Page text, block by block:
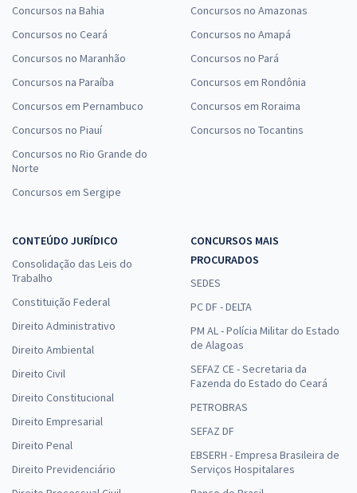
Concursos na Bahia
Concursos no Ceará
Concursos no Maranhão
Concursos na Paraíba
Concursos em Pernambuco
Concursos no Piauí
Concursos no Rio Grande do
Norte
Concursos em Sergipe
Concursos no Amazonas
Concursos no Amapá
Concursos no Pará
Concursos em Rondônia
Concursos em Roraima
Concursos no Tocantins
CONTEÚDO JURÍDICO
Consolidação das Leis do
Trabalho
Constituição Federal
Direito Administrativo
Direito Ambiental
Direito Civil
Direito Constitucional
Direito Empresarial
Direito Penal
Direito Previdenciário
CONCURSOS MAIS
PROCURADOS
SEDES
PC DF - DELTA
PM AL - Polícia Militar do Estado
de Alagoas
SEFAZ CE - Secretaria da
Fazenda do Estado do Ceará
PETROBRAS
SEFAZ DF
EBSERH - Empresa Brasileira de
Serviços Hospitalares